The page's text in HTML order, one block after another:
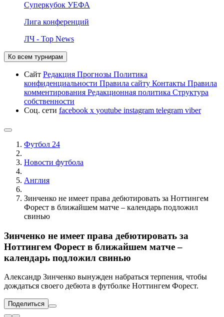
Суперкубок УЕФА
Лига конференций
ЛЧ - Top News
Ко всем турнирам
Сайт Редакция Прогнозы Политика
конфиденциальности Правила сайту Контакты Правила
комментирования Редакционная политика Структура
собственности
Соц. сети facebook x youtube instagram telegram viber
Футбол 24
Новости футбола
Англия
Зинченко не имеет права дебютировать за Ноттингем
Форест в ближайшем матче – календарь подложил
свинью
Зинченко не имеет права дебютировать за
Ноттингем Форест в ближайшем матче –
календарь подложил свинью
Александр Зинченко вынужден набраться терпения, чтобы
дождаться своего дебюта в футболке Ноттингем Форест.
Поделиться